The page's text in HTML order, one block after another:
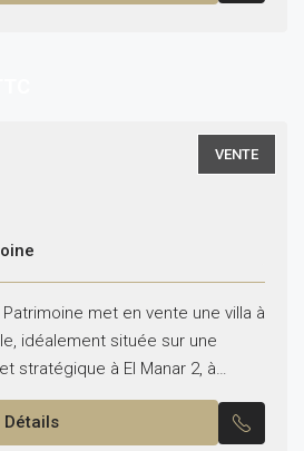
VENTE
Patrimoine met en vente une villa à
idéalement située sur une
stratégique à El Manar 2, à
Avicenne. -Superficie du...
Détails